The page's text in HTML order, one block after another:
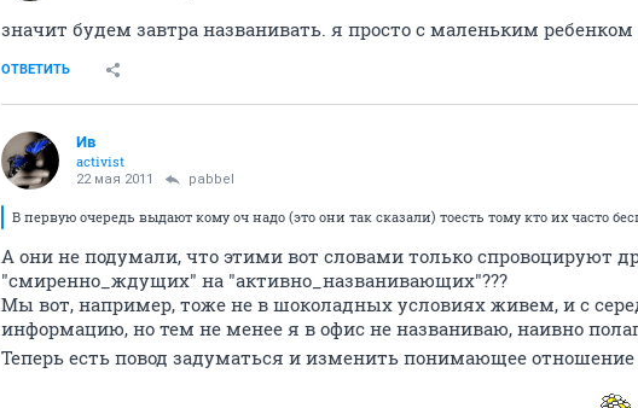
значит будем завтра названивать. я просто с маленьким
ОТВЕТИТЬ
Ив
activist
22 мая 2011 pabbel
В первую очередь выдают кому оч надо (это они так сказали) тоесть тому кто их часто
А они не подумали, что этими вот словами только спровоцируют
"смиренно_ждущих" на "активно_названивающих"???
Мы вот, например, тоже не в шоколадных условиях живем, и с
информацию, но тем не менее я в офис не названиваю, наивно
Теперь есть повод задуматься и изменить понимающее отношение